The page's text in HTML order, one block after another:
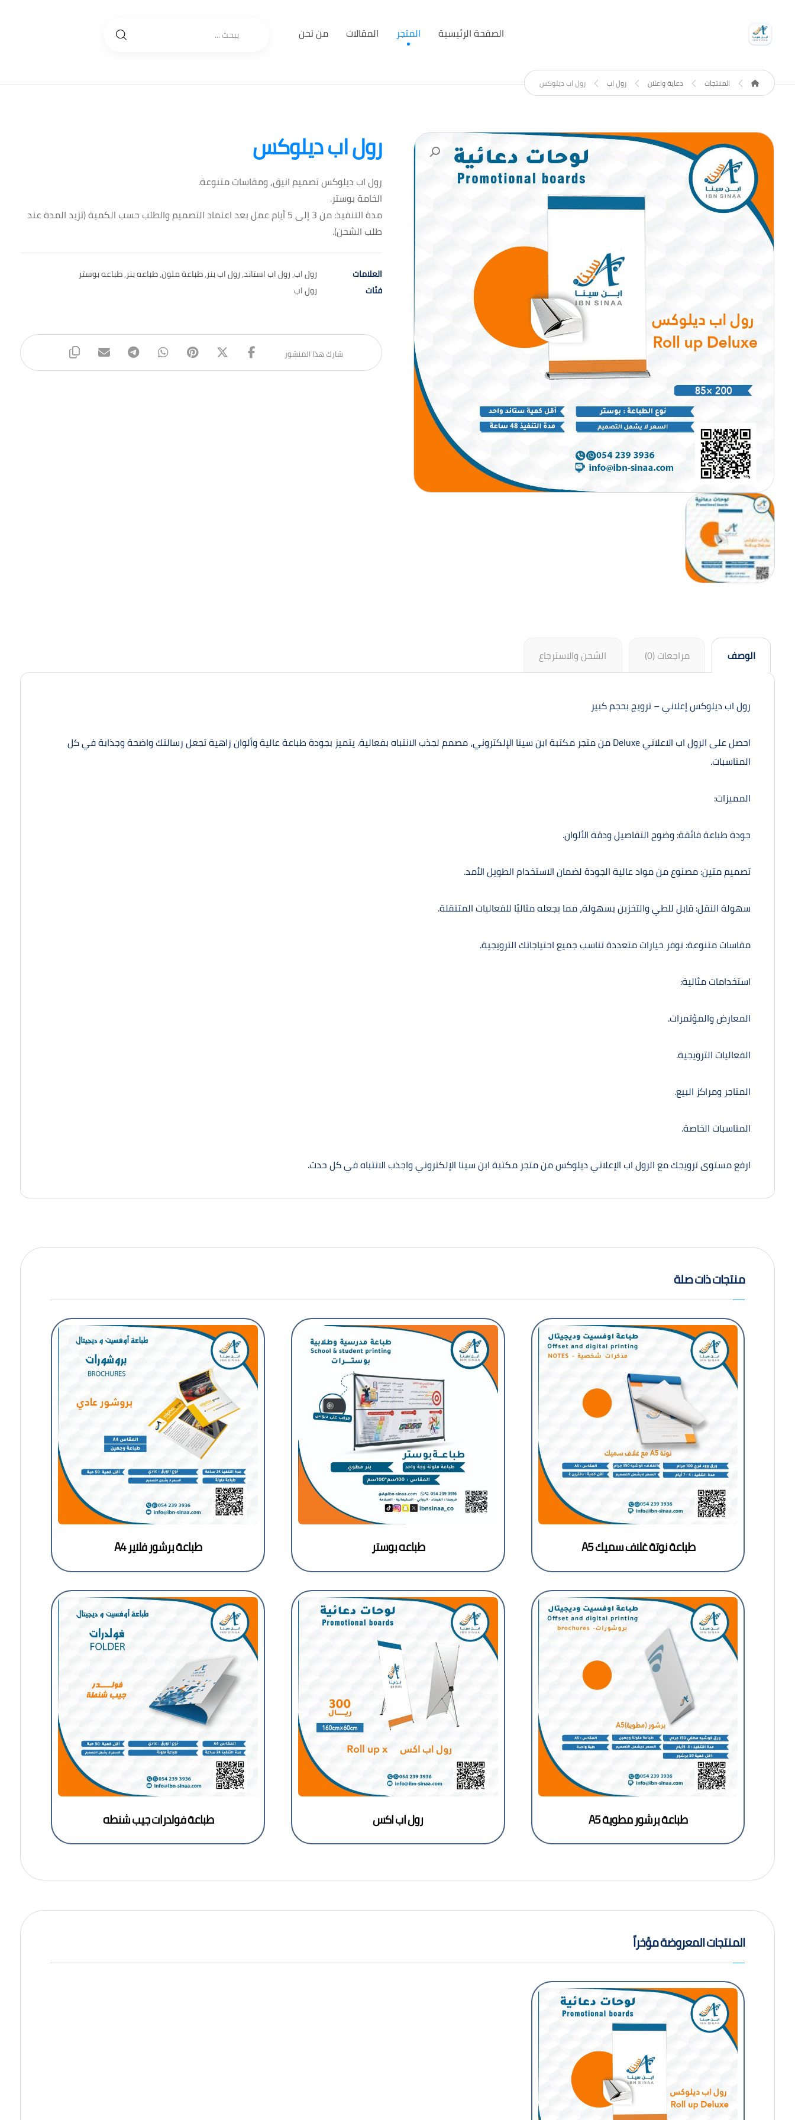
الصفحة الرئيسية المتجر المقالات من نحن
المنتجات دعاية واعلان رول اب رول اب ديلوكس
رول اب ديلوكس
رول اب ديلوكس تصميم انيق, ومقاسات متنوعة.
الخامة بوستر.
مدة التنفيذ: من 3 إلى 5 أيام عمل بعد اعتماد التصميم والطلب حسب الكمية (تزيد المدة عند
طلب الشحن).
العلامات رول اب,رول اب استاند,رول اب بنر,طباعة ملون,طباعه بنر,طباعه بوستر
فئات
رول اب
الوصف مراجعات (0) الشحن والاسترجاع
رول اب ديلوكس إعلاني – ترويج بحجم كبير
احصل على الرول اب الاعلاني Deluxe من متجر مكتبة ابن سينا الإلكتروني، مصمم لجذب الانتباه بفعالية. يتميز بجودة طباعة عالية وألوان زاهية تجعل رسالتك واضحة وجذابة في كل
المناسبات.
المميزات:
جودة طباعة فائقة: وضوح التفاصيل ودقة الألوان.
تصميم متين: مصنوع من مواد عالية الجودة لضمان الاستخدام الطويل الأمد.
سهولة النقل: قابل للطي والتخزين بسهولة، مما يجعله مثاليًا للفعاليات المتنقلة.
مقاسات متنوعة: نوفر خيارات متعددة تناسب جميع احتياجاتك الترويجية.
استخدامات مثالية:
المعارض والمؤتمرات.
الفعاليات الترويجية.
المتاجر ومراكز البيع.
المناسبات الخاصة.
ارفع مستوى ترويجك مع الرول اب الإعلاني ديلوكس من متجر مكتبة ابن سينا الإلكتروني واجذب الانتباه في كل حدث.
منتجات ذات صلة
طباعة نوتة غلاف سميك A5 طباعه بوستر طباعة برشور فلاير A4
طباعة برشور مطوية A5 رول اب اكس طباعة فولدرات جيب شنطه
المنتجات المعروضة مؤخراً